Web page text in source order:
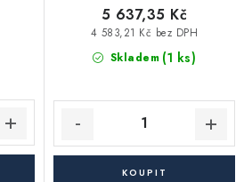
Skladem (1 ks)
4 583,21 Kč bez DPH
5 637,35 Kč